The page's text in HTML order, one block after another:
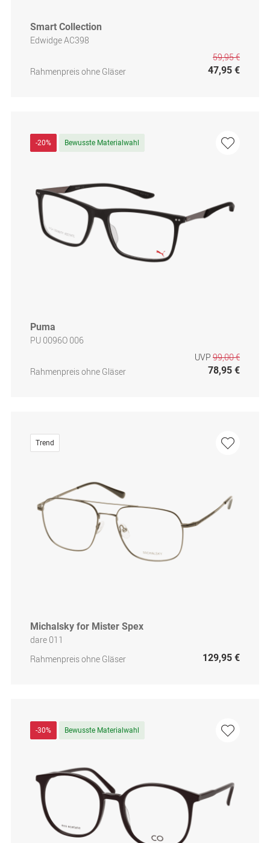
Smart Collection
Edwidge AC398
Rahmenpreis ohne Gläser
59,95 €
47,95 €
-20% Bewusste Materialwahl
Puma
PU 0096O 006
Rahmenpreis ohne Gläser
UVP 99,00 €
78,95 €
Trend
Michalsky for Mister Spex
dare 011
Rahmenpreis ohne Gläser
129,95 €
-30% Bewusste Materialwahl